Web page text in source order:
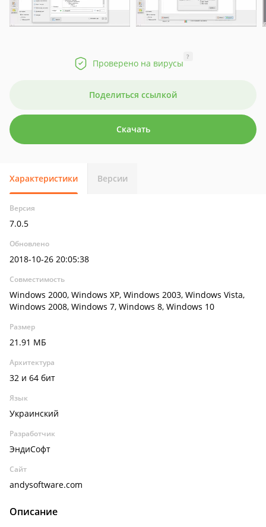
Проверено на вирусы
?
Поделиться ссылкой
Скачать
Характеристики Версии
Версия
7.0.5
Обновлено
2018-10-26 20:05:38
Совместимость
Windows 2000, Windows XP, Windows 2003, Windows Vista,
Windows 2008, Windows 7, Windows 8, Windows 10
Размер
21.91 МБ
Архитектура
32 и 64 бит
Язык
Украинский
Разработчик
ЭндиСофт
Сайт
andysoftware.com
Описание